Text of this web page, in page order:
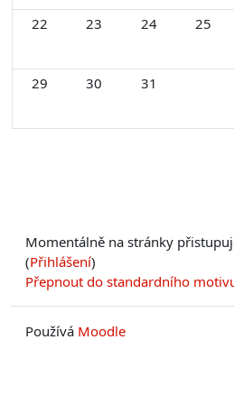
Žádné události, pondělí, 22.
22 Žádné události, úterý,
23 Žádné
24 25
Žádné události, pondělí, 29.
29 Žádné události, úterý,
30 Žádné
31
Momentálně na stránky
(Přihlášení)
Přepnout do standardního
Používá Moodle